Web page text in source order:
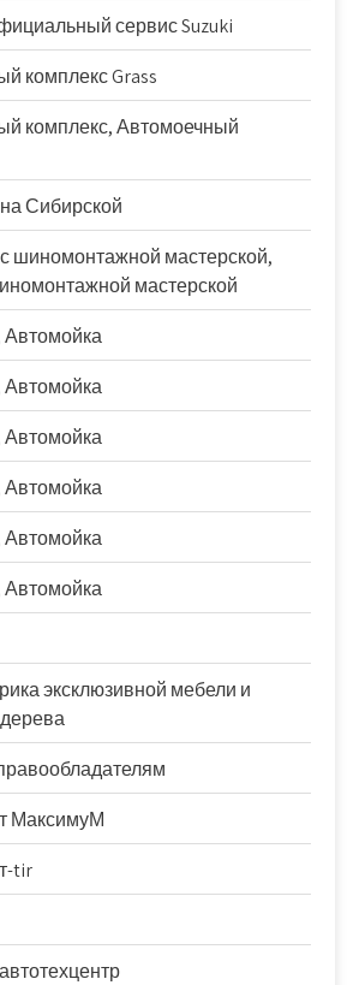
сервис Suzuki
комплекс Grass
комплекс, Автомоечный
Сибирской
шиномонтажной мастерской,
мастерской
эксклюзивной мебели и
МаксимуМ
tir